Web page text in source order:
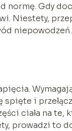
normę. Gdy
Niestety,
i
ciała na te,
prowadzi to